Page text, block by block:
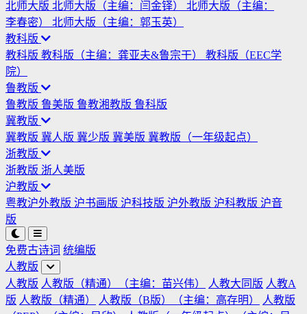
北师大版 北师大版（主编：闫金铎） 北师大版（主编：
李春密） 北师大版（主编：郭玉英）
教科版
教科版 教科版（主编：龚亚夫&鲁宗干） 教科版（EEC学
院）
鲁教版
鲁教版 鲁美版 鲁教湘教版 鲁科版
冀教版
冀教版 冀人版 冀少版 冀美版 冀教版（一年级起点）
浙教版
浙教版 浙人美版
沪教版
粤教沪外教版 沪书画版 沪科技版 沪外教版 沪科教版 沪音
版
免费古诗词 统编版
人教版
人教版 人教版（精通）（主编：苗兴伟） 人教大同版 人教A
版 人教版（精通） 人教版（B版）（主编：高存明）
人教版